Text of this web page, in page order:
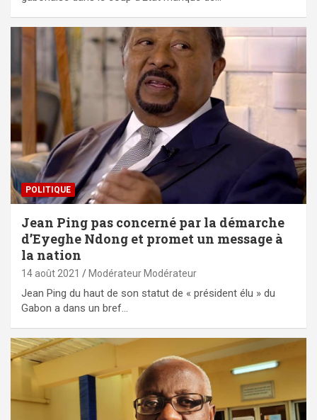
POLITIQUE
Jean Ping pas concerné par la démarche
d’Eyeghe Ndong et promet un message à
la nation
14 août 2021 Modérateur Modérateur
Jean Ping du haut de son statut de « président élu » du
Gabon a dans un bref…